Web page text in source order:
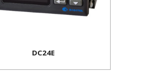
DC24E